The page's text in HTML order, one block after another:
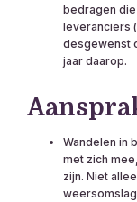
bedragen
leveranciers
desgewenst
jaar daarop.
Wandelen in
met zich
zijn. Niet